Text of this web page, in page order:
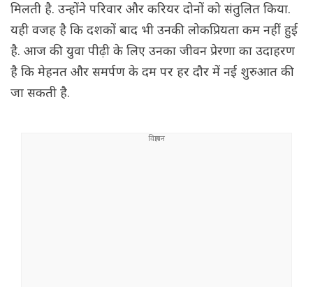
मिलती है. उन्होंने परिवार और करियर दोनों को संतुलित किया.
यही वजह है कि दशकों बाद भी उनकी लोकप्रियता कम नहीं हुई
है. आज की युवा पीढ़ी के लिए उनका जीवन प्रेरणा का उदाहरण
है कि मेहनत और समर्पण के दम पर हर दौर में नई शुरुआत की
जा सकती है.